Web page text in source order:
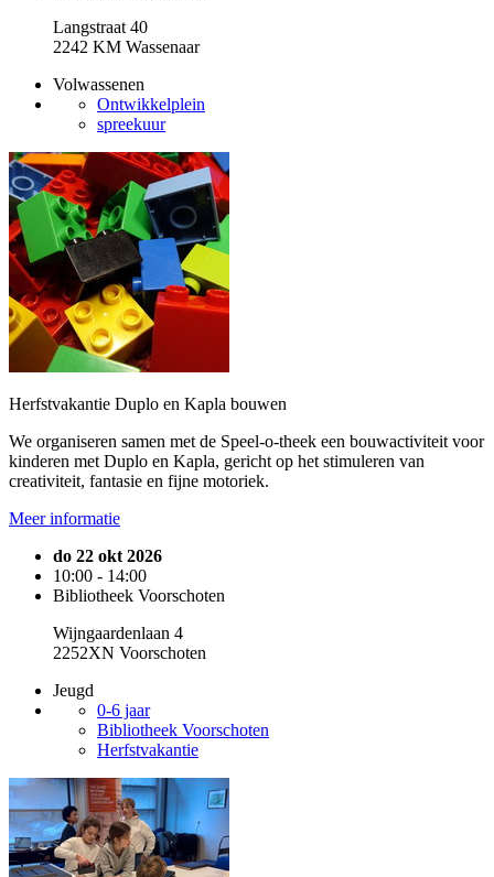
Langstraat 40
2242 KM Wassenaar
Volwassenen
Ontwikkelplein
spreekuur
Herfstvakantie Duplo en Kapla bouwen
We organiseren samen met de Speel-o-theek een bouwactiviteit voor
kinderen met Duplo en Kapla, gericht op het stimuleren van
creativiteit, fantasie en fijne motoriek.
Meer informatie
do 22 okt 2026
10:00 - 14:00
Bibliotheek Voorschoten
Wijngaardenlaan 4
2252XN Voorschoten
Jeugd
0-6 jaar
Bibliotheek Voorschoten
Herfstvakantie